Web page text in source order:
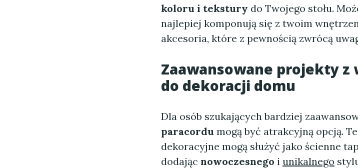
koloru i tekstury do Twojego stołu.
najlepiej komponują się z twoim
akcesoria, które z pewnością zwrócą
Zaawansowane projekty z
do dekoracji domu
Dla osób szukających bardziej
paracordu mogą być atrakcyjną opcją.
dekoracyjne mogą służyć jako ścienne
dodając nowoczesnego i unikalnego